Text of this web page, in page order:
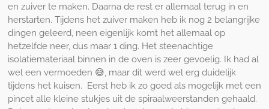
en zuiver te maken. Daarna de rest er allemaal terug in en
herstarten. Tijdens het zuiver maken heb ik nog 2 belangrijke
dingen geleerd, neen eigenlijk komt het allemaal op
hetzelfde neer, dus maar 1 ding. Het steenachtige
isolatiemateriaal binnen in de oven is zeer gevoelig. Ik had al
wel een vermoeden 😅, maar dit werd wel erg duidelijk
tijdens het kuisen. Eerst heb ik zo goed als mogelijk met een
pincet alle kleine stukjes uit de spiraalweerstanden gehaald.